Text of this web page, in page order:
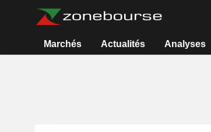
Marchés Actualités Analyses